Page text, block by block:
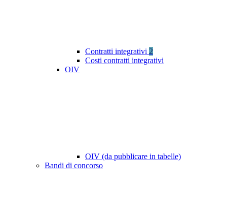
Contratti integrativi 2
Costi contratti integrativi
OIV
OIV (da pubblicare in tabelle)
Bandi di concorso